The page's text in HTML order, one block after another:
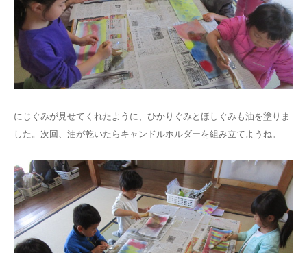
にじぐみが見せてくれたように、ひかりぐみとほしぐみも油を塗りま
した。次回、油が乾いたらキャンドルホルダーを組み立てようね。